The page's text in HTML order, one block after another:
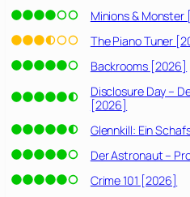
Minions & Monster
The Piano Tuner
Backrooms [2026]
Disclosure Day –
[2026]
Glennkill: Ein
Der Astronaut –
Crime 101 [2026]